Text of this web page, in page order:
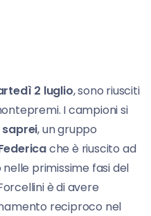
2 luglio, sono riusciti
I campioni si
saprei, un gruppo
che è riuscito ad
primissime fasi del
è di avere
reciproco nel